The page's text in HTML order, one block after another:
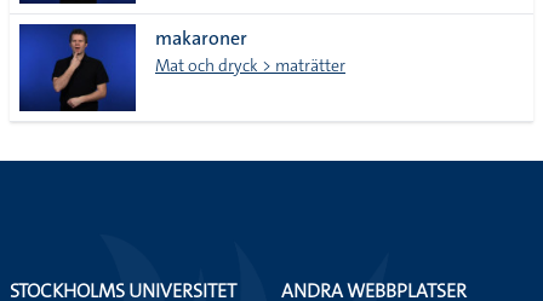
makaroner
Mat och dryck > maträtter
STOCKHOLMS UNIVERSITET
ANDRA WEBBPLATSER